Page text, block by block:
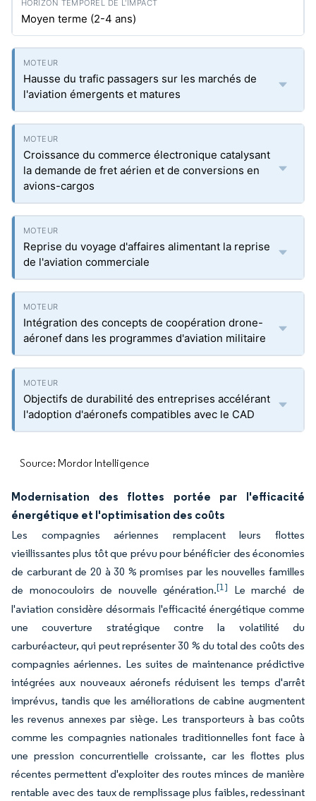
Moyen terme (2-4 ans)
Hausse du trafic passagers sur les marchés de
l'aviation émergents et matures
Croissance du commerce électronique catalysant
la demande de fret aérien et de conversions en
avions-cargos
Reprise du voyage d'affaires alimentant la reprise
de l'aviation commerciale
Intégration des concepts de coopération drone-
aéronef dans les programmes d'aviation militaire
Objectifs de durabilité des entreprises accélérant
l'adoption d'aéronefs compatibles avec le CAD
Source: Mordor Intelligence
Modernisation des flottes portée par l'efficacité
énergétique et l'optimisation des coûts
Les compagnies aériennes remplacent leurs flottes
vieillissantes plus tôt que prévu pour bénéficier des économies
de carburant de 20 à 30 % promises par les nouvelles familles
de monocouloirs de nouvelle génération.[1]
Le marché de
l'aviation considère désormais l'efficacité énergétique comme
une couverture stratégique contre la volatilité du
carburéacteur, qui peut représenter 30 % du total des coûts des
compagnies aériennes. Les suites de maintenance prédictive
intégrées aux nouveaux aéronefs réduisent les temps d'arrêt
imprévus, tandis que les améliorations de cabine augmentent
les revenus annexes par siège. Les transporteurs à bas coûts
comme les compagnies nationales traditionnelles font face à
une pression concurrentielle croissante, car les flottes plus
récentes permettent d'exploiter des routes minces de manière
rentable avec des taux de remplissage plus faibles, redessinant